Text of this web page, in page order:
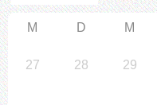
M D M
27 28 29